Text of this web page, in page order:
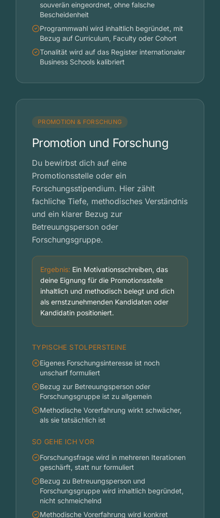
souverän eingeordnet, ohne falsche
Bescheidenheit
Programmwahl wird inhaltlich begründet, mit
Bezug auf Curriculum, Faculty oder Cohort
Tonalität wird auf das Register internationaler
Business Schools kalibriert
PROMOTION & FORSCHUNG
Promotion und Forschung
Du bewirbst dich auf eine
Promotionsstelle oder ein
Forschungsstipendium. Hier zählt
fachliche Tiefe, methodisches Verständnis
und ein klarer Bezug zur
Betreuungsperson oder
Forschungsgruppe.
Ergebnis: Ein Motivationsschreiben, das
deine Eignung für die Promotionsstelle
inhaltlich und methodisch belegt und dich
als ernstzunehmenden Kandidaten oder
Kandidatin positioniert.
TYPISCHE STOLPERSTEINE
Eigenes Forschungsinteresse ist noch
unscharf formuliert
Bezug zur Betreuungsperson oder
Forschungsgruppe ist zu allgemein
Methodische Vorerfahrung wirkt schwächer,
als sie tatsächlich ist
SO GEHE ICH VOR
Forschungsfrage wird in mehreren Iterationen
geschärft, statt nur formuliert
Bezug zu Betreuungsperson und
Forschungsgruppe wird inhaltlich begründet,
nicht schmeichelnd
Methodische Vorerfahrung wird konkret